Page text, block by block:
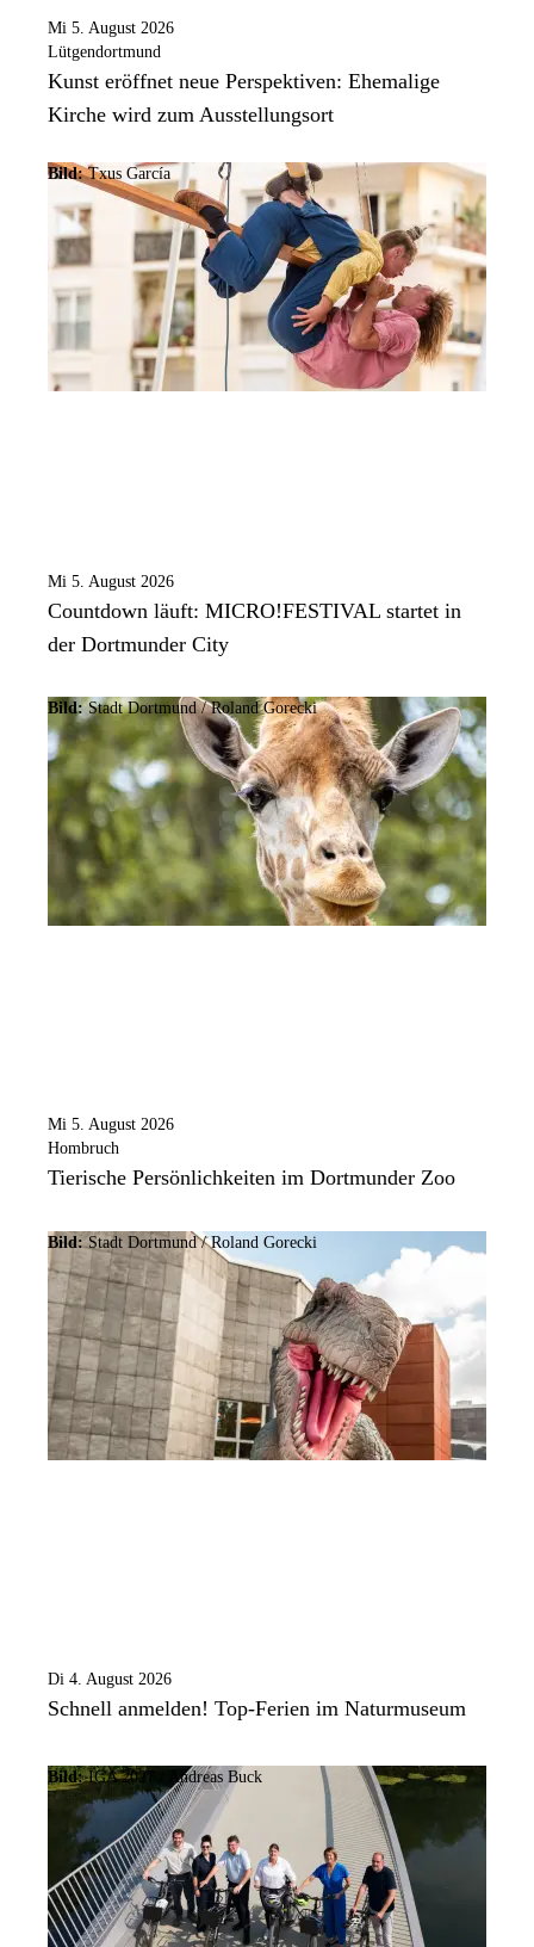
Mi 5. August 2026
Lütgendortmund
Kunst eröffnet neue Perspektiven: Ehemalige
Kirche wird zum Ausstellungsort
Bild: Txus García
Mi 5. August 2026
Countdown läuft: MICRO!FESTIVAL startet in
der Dortmunder City
Bild:Stadt Dortmund / Roland Gorecki
Mi 5. August 2026
Hombruch
Tierische Persönlichkeiten im Dortmunder Zoo
Bild:Stadt Dortmund / Roland Gorecki
Di 4. August 2026
Schnell anmelden! Top-Ferien im Naturmuseum
Bild: IGA 2027 / Andreas Buck